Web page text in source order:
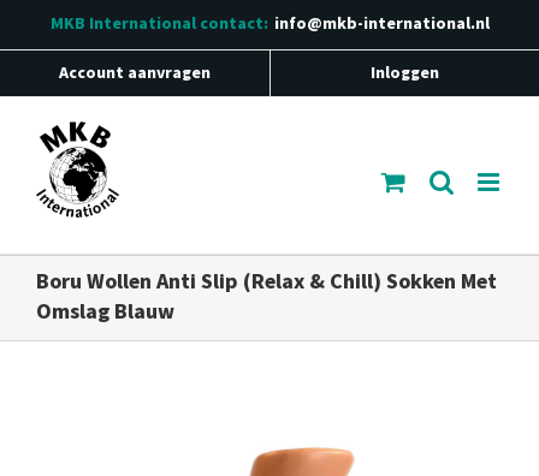
inhoud
MKB Internationalcontact: info@mkb-international.nl
Account aanvragen Inloggen
Boru Wollen Anti Slip (Relax & Chill) Sokken Met
Omslag Blauw